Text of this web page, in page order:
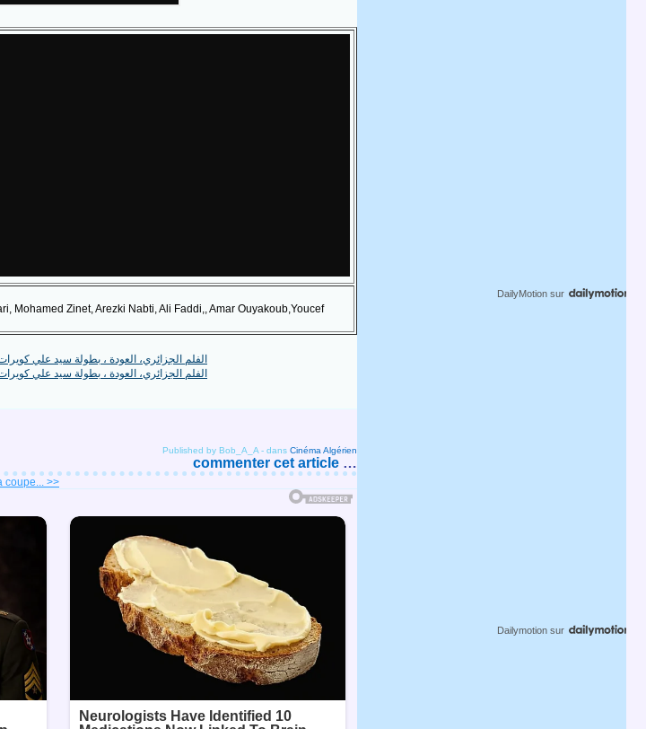
Mohamed Zinet, Arezki Nabti, Ali Faddi,, Amar Ouyakoub,Youcef
Published by Bob_A_A - dans Cinéma Algérien
commenter cet article …
coupe... >>
DailyMotion sur
Dailymotion sur